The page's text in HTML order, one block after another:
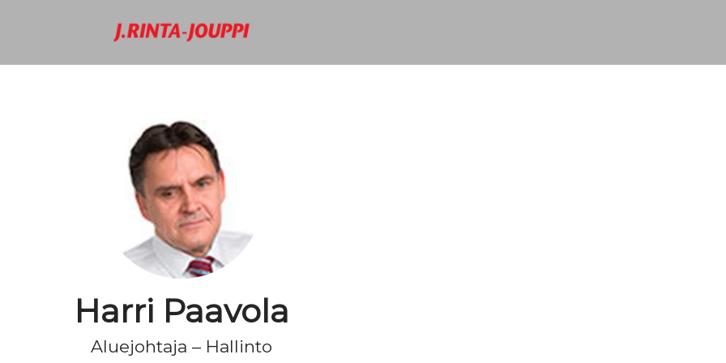
Harri Paavola
Aluejohtaja – Hallinto